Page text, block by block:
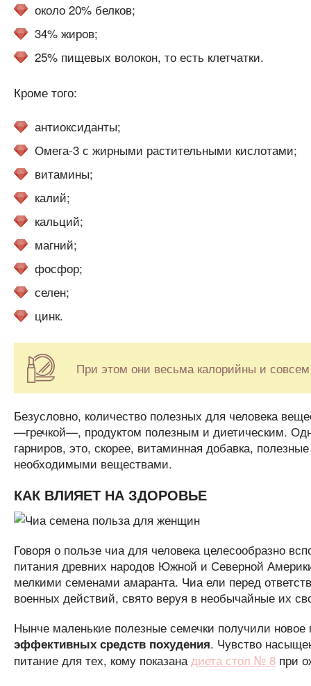
около 20% белков;
34% жиров;
25% пищевых волокон, то есть клетчатки.
Кроме того:
антиоксиданты;
Омега-3 с жирными растительными кислотами;
витамины;
калий;
кальций;
магний;
фосфор;
селен;
цинк.
При этом они весьма калорийны и
Безусловно, количество полезных для человека
—гречкой—, продуктом полезным и диетическим.
гарниров, это, скорее, витаминная добавка,
необходимыми веществами.
КАК ВЛИЯЕТ НА ЗДОРОВЬЕ
Говоря о пользе чиа для человека целесообразно
питания древних народов Южной и Северной
мелкими семенами амаранта. Чиа ели перед
военных действий, свято веруя в необычайные их
Нынче маленькие полезные семечки получили
эффективных средств похудения. Чувство
питание для тех, кому показанадиета стол № 8при